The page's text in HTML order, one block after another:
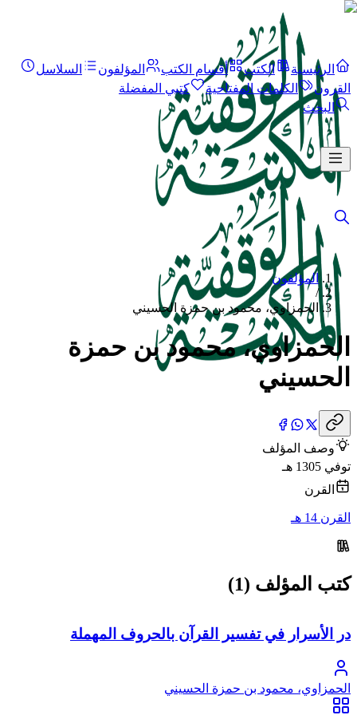
الرئيسية الكتب أقسام الكتب المؤلفون
السلاسل
القرون
الكلمات المفتاحية
كتبي المفضلة
البحث
المؤلفون
/
الحمزاوي، محمود بن حمزة الحسيني
الحمزاوي، محمود بن حمزة
الحسيني
وصف المؤلف
توفي 1305 هـ
القرن
القرن 14 هـ
كتب المؤلف (1)
در الأسرار في تفسير القرآن بالحروف المهملة
الحمزاوي، محمود بن حمزة الحسيني